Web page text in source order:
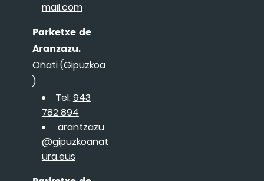
mail.com
Parketxe de
Aranzazu.
Oñati (Gipuzkoa
)
Tel:943
782 894
arantzazu
@gipuzkoanat
ura.eus